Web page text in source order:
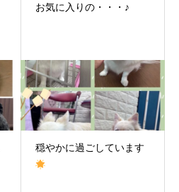
お気に入りの・・・♪
穏やかに過ごしています